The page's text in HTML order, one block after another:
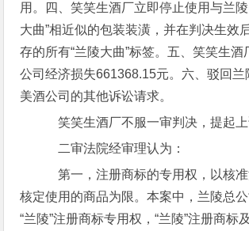
用。四、笑笑生酒厂立即停止使用与兰
大曲”相近似的包装装潢，并在判决生效
存的所有“兰陵大曲”标签。五、笑笑生
公司经济损失661368.15元。六、驳回兰
美酒公司的其他诉讼请求。
笑笑生酒厂不服一审判决，提起上
二审法院经审理认为：
第一，注册商标的专用权，以核
核定使用的商品为限。本案中，兰陵总
“兰陵”注册商标专用权，“兰陵”注册商标